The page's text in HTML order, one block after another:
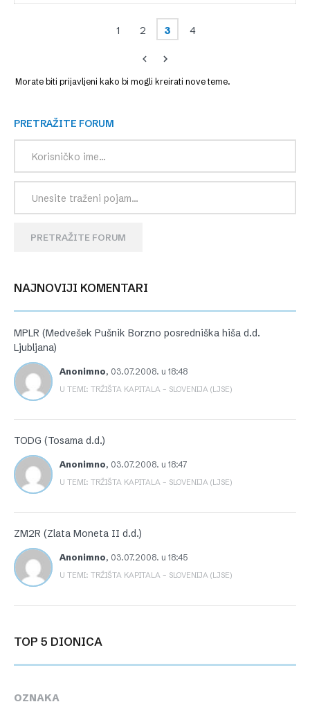
1 2 3 4
Morate biti prijavljeni kako bi mogli kreirati nove teme.
PRETRAŽITE FORUM
PRETRAŽITE FORUM
NAJNOVIJI KOMENTARI
MPLR (Medvešek Pušnik Borzno posredniška hiša d.d.
Ljubljana)
Anonimno, 03.07.2008. u 18:48
U TEMI: TRŽIŠTA KAPITALA – SLOVENIJA (LJSE)
TODG (Tosama d.d.)
Anonimno, 03.07.2008. u 18:47
U TEMI: TRŽIŠTA KAPITALA – SLOVENIJA (LJSE)
ZM2R (Zlata Moneta II d.d.)
Anonimno, 03.07.2008. u 18:45
U TEMI: TRŽIŠTA KAPITALA – SLOVENIJA (LJSE)
TOP 5 DIONICA
OZNAKA